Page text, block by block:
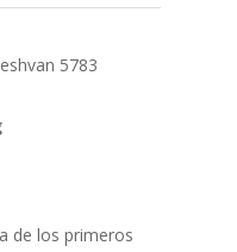
5783
de los primeros